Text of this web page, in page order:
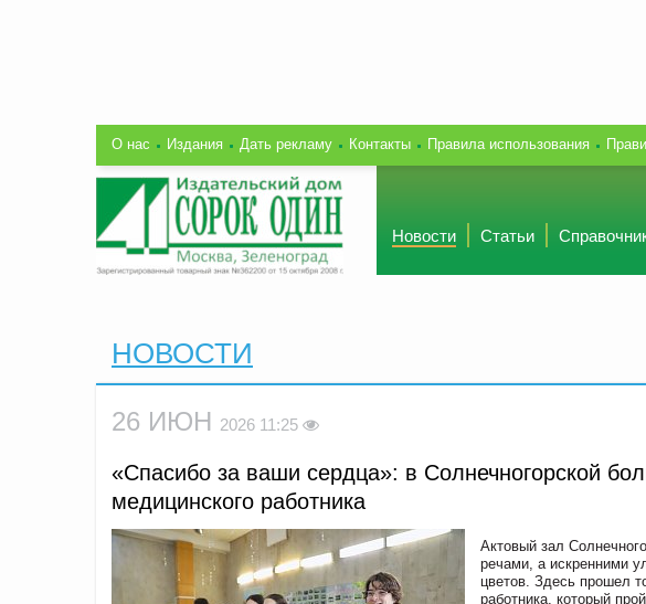
О нас Издания Дать рекламу Контакты Правила использования
Новости Статьи
НОВОСТИ
26 ИЮН 2026 11:25
«Спасибо за ваши сердца»: в Солнечногорской
медицинского работника
Актовый зал
речами, а искренними
цветов. Здесь прошел
работника, который